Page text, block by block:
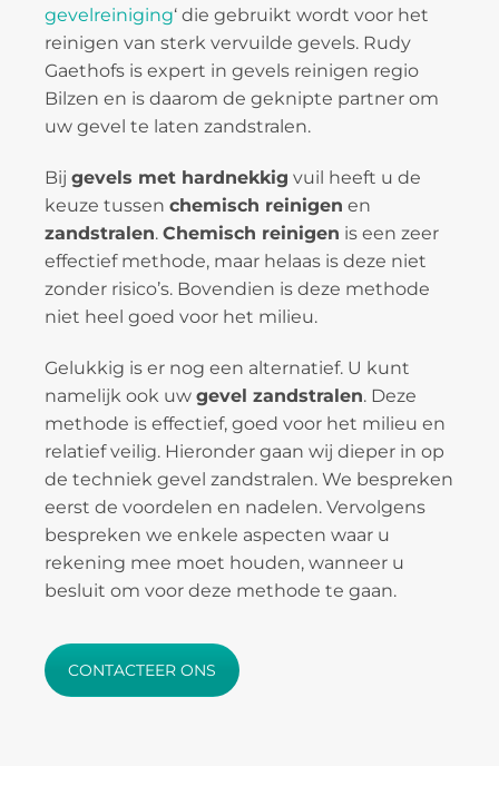
gevelreiniging‘ die gebruikt wordt voor het
reinigen van sterk vervuilde gevels. Rudy
Gaethofs is expert in gevels reinigen regio
Bilzen en is daarom de geknipte partner om
uw gevel te laten zandstralen.
Bij gevels met hardnekkig vuil heeft u de
keuze tussen chemisch reinigen en
zandstralen. Chemisch reinigen is een zeer
effectief methode, maar helaas is deze niet
zonder risico’s. Bovendien is deze methode
niet heel goed voor het milieu.
Gelukkig is er nog een alternatief. U kunt
namelijk ook uw gevel zandstralen. Deze
methode is effectief, goed voor het milieu en
relatief veilig. Hieronder gaan wij dieper in op
de techniek gevel zandstralen. We bespreken
eerst de voordelen en nadelen. Vervolgens
bespreken we enkele aspecten waar u
rekening mee moet houden, wanneer u
besluit om voor deze methode te gaan.
CONTACTEER ONS